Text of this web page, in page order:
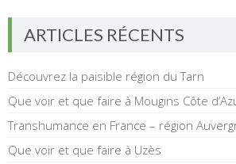
ARTICLES RÉCENTS
Découvrez la paisible région du Tarn
Que voir et que faire à Mougins Côte
Transhumance en France – région
Que voir et que faire à Uzès